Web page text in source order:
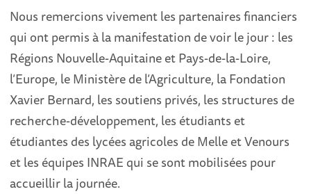
Nous remercions vivement les partenaires financiers
qui ont permis à la manifestation de voir le jour : les
Régions Nouvelle-Aquitaine et Pays-de-la-Loire,
l’Europe, le Ministère de l’Agriculture, la Fondation
Xavier Bernard, les soutiens privés, les structures de
recherche-développement, les étudiants et
étudiantes des lycées agricoles de Melle et Venours
et les équipes INRAE qui se sont mobilisées pour
accueillir la journée.